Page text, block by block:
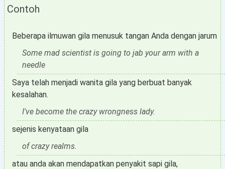
Contoh
Beberapa ilmuwan gila menusuk tangan Anda dengan jarum
Some mad scientist is going to jab your arm with a
needle
Saya telah menjadi wanita gila yang berbuat banyak
kesalahan.
I've become the crazy wrongness lady.
sejenis kenyataan gila
of crazy realms.
atau anda akan mendapatkan penyakit sapi gila,